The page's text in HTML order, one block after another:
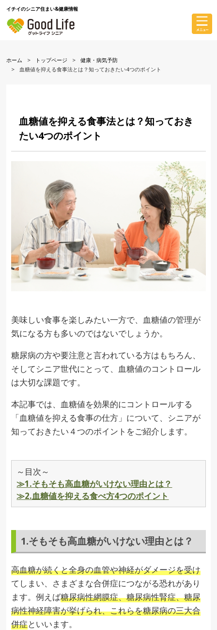
イチイのシニア住まい&健康情報
ホーム トップページ
健康・病気予防
血糖値を抑える食事法とは？知っておきたい4つのポイント
血糖値を抑える食事法とは？知っておき
たい4つのポイント
美味しい食事を楽しみたい一方で、血糖値の管理が
気になる方も多いのではないでしょうか。
糖尿病の方や要注意と言われている方はもちろん、
そしてシニア世代にとって、血糖値のコントロール
は大切な課題です。
本記事では、血糖値を効果的にコントロールする
「血糖値を抑える食事の仕方」について、シニアが
知っておきたい４つのポイントをご紹介します。
～目次～
≫1.そもそも高血糖がいけない理由とは？
≫2.血糖値を抑える食べ方4つのポイント
1.そもそも高血糖がいけない理由とは？
高血糖が続くと全身の血管や神経がダメージを受け
てしまい、さまざまな合併症につながる恐れがあり
ます。例えば糖尿病性網膜症、糖尿病性腎症、糖尿
病性神経障害が挙げられ、これらを糖尿病の三大合
併症といいます。